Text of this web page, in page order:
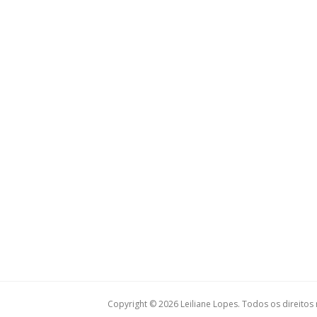
Copyright © 2026 Leiliane Lopes. Todos os direitos